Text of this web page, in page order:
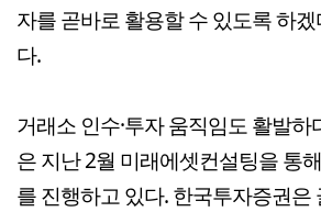
자를 곧바로 활용할 수 있도록 하
다.
거래소 인수·투자 움직임도 활발
은 지난 2월 미래에셋컨설팅을 통
를 진행하고 있다. 한국투자증권은